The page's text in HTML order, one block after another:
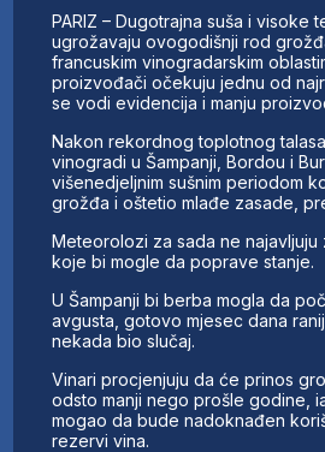
PARIZ – Dugotrajna suša i visoke
ugrožavaju ovogodišnji rod
francuskim vinogradarskim
proizvođači očekuju jednu od
se vodi evidencija i manju
Nakon rekordnog toplotnog talasa
vinogradi u Šampanji, Bordou i
višenedjeljnim sušnim periodom
grožđa i oštetio mlađe zasade,
Meteorolozi za sada ne najavljuju
koje bi mogle da poprave stanje.
U Šampanji bi berba mogla da
avgusta, gotovo mjesec dana
nekada bio slučaj.
Vinari procjenjuju da će prinos
odsto manji nego prošle godine,
mogao da bude nadoknađen
rezervi vina.